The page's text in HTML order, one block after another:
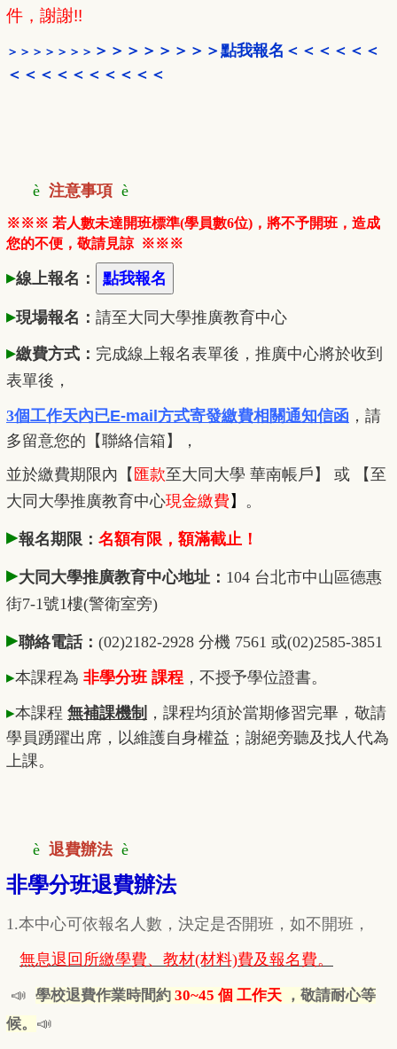
件，謝謝!!
＞＞＞＞＞＞＞ ＞＞＞＞＞＞＞＞點我報名＜＜＜＜＜＜
＜＜＜ ＜＜＜＜＜ ＜＜
è 注意事項 è
※※※ 若人數未達開班標準(學員數6位)，將不予開班，造成
您的不便，敬請見諒 ※※※
▸線上報名：
▸現場報名： 請至大同大學推廣教育中心
▸繳費方式： 完成線上報名表單後，推廣中心將於收到
表單後，
3個工作天內已E-mail方式寄發繳費相關通知信函 ， 請
多留意您的【聯絡信箱】，
並於繳費期限內 【 匯款至大同大學 華南帳戶】 或 【至
大同大學推廣教育中心現金繳費 】 。
▸報名期限： 名額有限，額滿截止！
▸大同大學推廣教育中心地址： 104 台北市中山區德惠
街7-1號1樓(警衛室旁)
▸聯絡電話： (02)2182-2928 分機 7561 或(02)2585-3851
▸本課程為 非學分班 課程 ，不授予學位證書。
▸本課程 無補課機制 ，課程均須於當期修習完畢，敬請
學員踴躍出席，以維護自身權益；謝絕旁聽及找人代為
上課。
è 退費辦法 è
非學分班退費辦法
1.本中心可依報名人數，決定是否開班，如不開班，
無息退回所繳學費、教材(材料)費及報名費。
📣 學校退費作業時間約 30~45 個 工作天 ，敬請耐心等
候。 📣